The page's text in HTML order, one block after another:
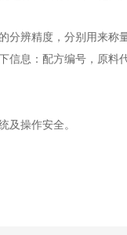
辨精度，分别用来称量
：配方编号，原料
操作安全。